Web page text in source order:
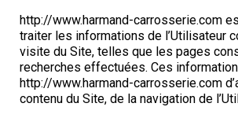
http://www.harmand-carrosserie.com
traiter les informations de l’Utilisateur
visite du Site, telles que les pages
recherches effectuées. Ces
http://www.harmand-carrosserie.com
contenu du Site, de la navigation de